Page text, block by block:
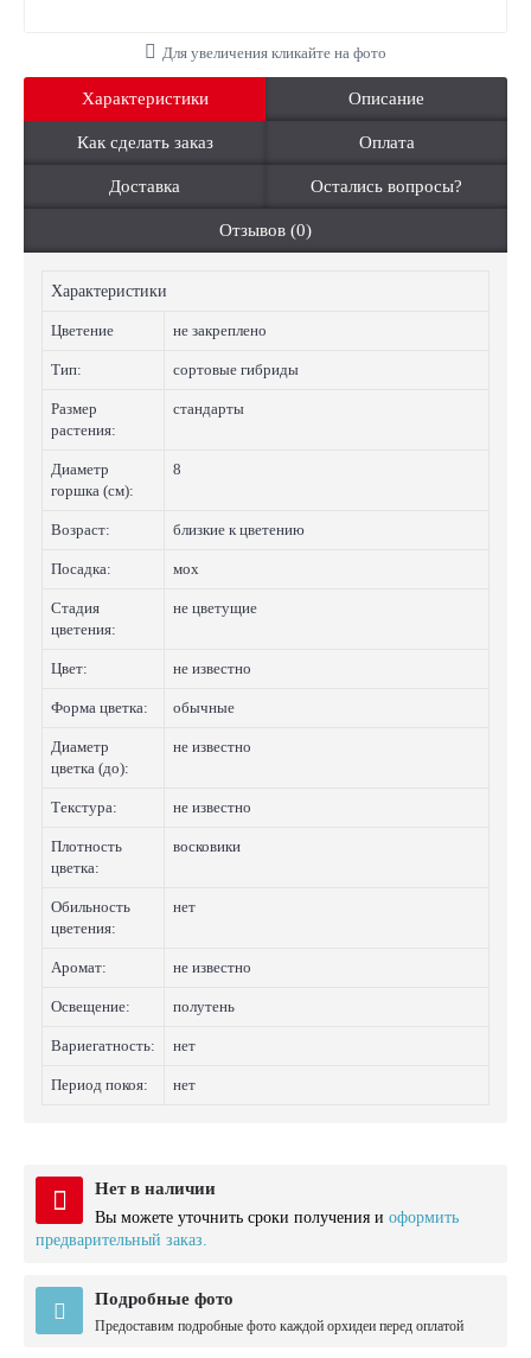
Для увеличения кликайте на фото
Характеристики Описание
Как сделать заказ Оплата
Доставка Остались вопросы?
Отзывов (0)
Характеристики
Цветение не закреплено
Тип: сортовые гибриды
Размер
растения:
стандарты
Диаметр
горшка (см):
8
Возраст: близкие к цветению
Посадка: мох
Стадия
цветения:
не цветущие
Цвет: не известно
Форма цветка: обычные
Диаметр
цветка (до):
не известно
Текстура: не известно
Плотность
цветка:
восковики
Обильность
цветения:
нет
Аромат: не известно
Освещение: полутень
Вариегатность: нет
Период покоя: нет
Нет в наличии
Вы можете уточнить сроки получения и оформить
предварительный заказ.
Подробные фото
Предоставим подробные фото каждой орхидеи перед оплатой